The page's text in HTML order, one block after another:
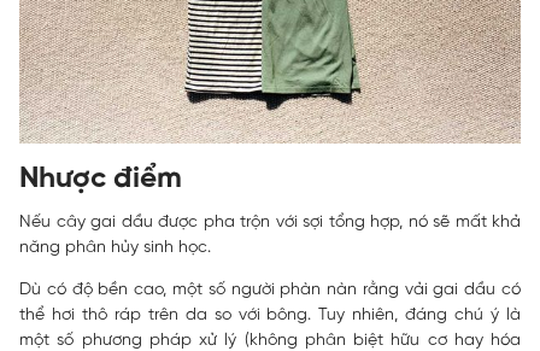
Nhược điểm
Nếu cây gai dầu được pha trộn với sợi tổng hợp, nó sẽ mất khả
năng phân hủy sinh học.
Dù có độ bền cao, một số người phàn nàn rằng vải gai dầu có
thể hơi thô ráp trên da so với bông. Tuy nhiên, đáng chú ý là
một số phương pháp xử lý (không phân biệt hữu cơ hay hóa